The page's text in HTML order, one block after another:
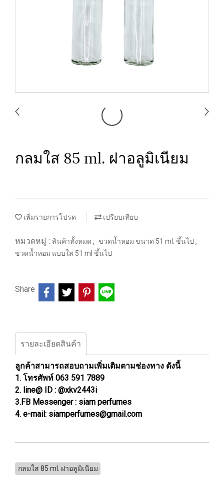
กลมใส 85 ml. ฝาอลูมิเนียม
เพิ่มรายการโปรด เปรียบเทียบ
หมวดหมู่ : สินค้าทั้งหมด , ขวดน้ำหอม ขนาด 51 ml. ขึ้นไป ,
ขวดน้ำหอม แบบใส 51 ml ขึ้นไป
Share
รายละเอียดสินค้า
ลูกค้าสามารถสอบถามเพิ่มเติมตามช่องทาง ดังนี้
1. โทรศัพท์ 063 591 7889
2. line@ ID : @xkv2443i
3.FB Messenger : siam perfumes
4. e-mail: siamperfumes@gmail.com
กลมใส 85 ml. ฝาอลูมิเนียม